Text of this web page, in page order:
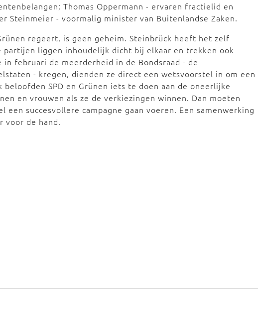
Thomas Oppermann - ervaren fractielid en
Steinmeier - voormalig minister van Buitenlandse Zaken.
regeert, is geen geheim. Steinbrück heeft het zelf
partijen liggen inhoudelijk dicht bij elkaar en trekken ook
in februari de meerderheid in de Bondsraad - de
- kregen, dienden ze direct een wetsvoorstel in om een
SPD en Grünen iets te doen aan de oneerlijke
en vrouwen als ze de verkiezingen winnen. Dan moeten
een succesvollere campagne gaan voeren. Een samenwerking
voor de hand.